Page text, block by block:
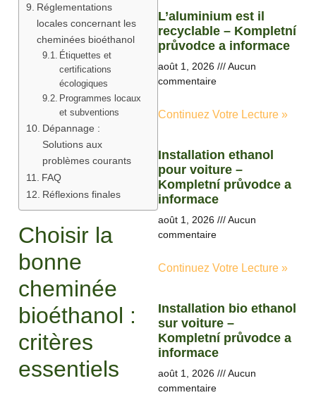
Réglementations
locales concernant les
cheminées bioéthanol
Étiquettes et
certifications
écologiques
Programmes locaux
et subventions
Dépannage :
Solutions aux
problèmes courants
FAQ
Réflexions finales
Choisir la
bonne
cheminée
bioéthanol :
critères
essentiels
L’aluminium est il
recyclable – Kompletní
průvodce a informace
août 1, 2026
Aucun
commentaire
Continuez Votre Lecture »
Installation ethanol
pour voiture –
Kompletní průvodce a
informace
août 1, 2026
Aucun
commentaire
Continuez Votre Lecture »
Installation bio ethanol
sur voiture –
Kompletní průvodce a
informace
août 1, 2026
Aucun
commentaire